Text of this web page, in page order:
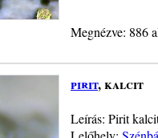
Megnézve: 886
pirit, kalcit
Leírás: Pirit